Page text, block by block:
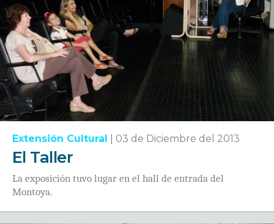
Extensión Cultural 03 de Diciembre del 2013
El Taller
La exposición tuvo lugar en el hall de entrada del
Montoya.